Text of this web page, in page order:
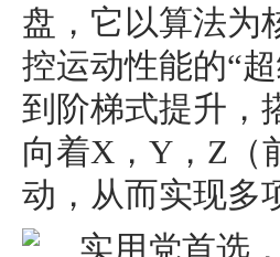
盘，它以算法为
控运动性能的“
到阶梯式提升，
向着X，Y，Z（
动，从而实现多